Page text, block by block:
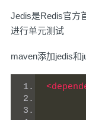
Jedis是Redis官方
进行单元测试
maven添加jedis和